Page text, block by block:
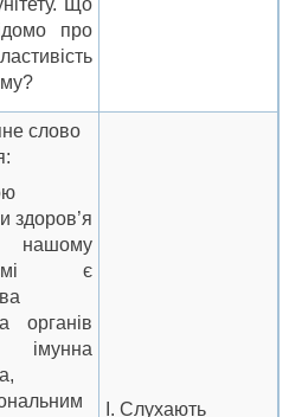
про
слово
здоров’я
є
органів
I. Слухають